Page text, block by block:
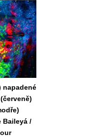
napadené
Baileyá /